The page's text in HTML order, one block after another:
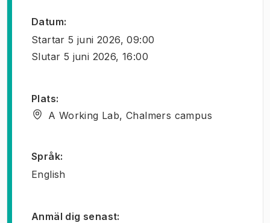
Datum:
Startar 5 juni 2026, 09:00
Slutar 5 juni 2026, 16:00
Plats:
A Working Lab, Chalmers campus
Språk:
English
Anmäl dig senast: